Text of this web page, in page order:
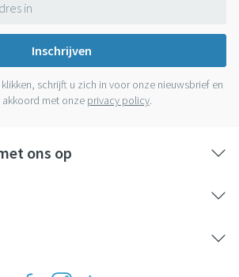
Inschrijven
schrijft u zich in voor onze nieuwsbrief en
akkoord met onze privacy policy.
ons op